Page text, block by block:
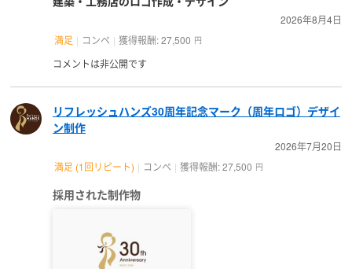
2026年8月4日
満足
コンペ 獲得報酬: 27,500 円
コメントは非公開です
リフレッシュハンズ30周年記念マーク（周年ロゴ）デザイ
ン制作
2026年7月20日
満足 (1回リピート)
コンペ 獲得報酬: 27,500 円
採用された制作物